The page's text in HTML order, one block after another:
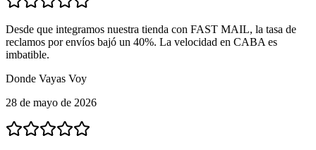
Desde que integramos nuestra tienda con FAST MAIL, la tasa de
reclamos por envíos bajó un 40%. La velocidad en CABA es
imbatible.
Donde Vayas Voy
28 de mayo de 2026